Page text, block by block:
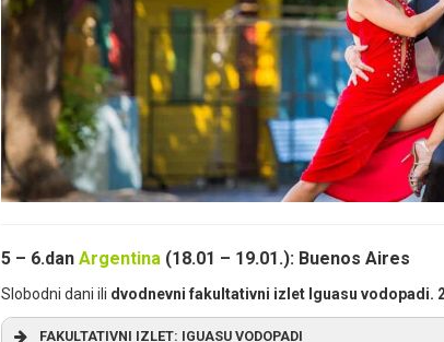
Izlet obuhvata:
Izlet ne obuhvata:
Napojnice (bakšiš) i obroke.
Izlet se realizuje iz mesta:
Buenos Aires
EstadioCentenario
Izlet obuhvata:
Izlet se realizuje iz mesta:
5 – 6.dan Argentina (18.01 – 19.01.): Buenos Aires
Slobodni dani ili dvodnevni fakultativni izlet Iguasu vodopadi.
FAKULTATIVNI IZLET: IGUASU VODOPADI